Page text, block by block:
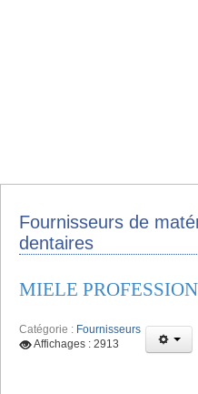
Fournisseurs de
dentaires
MIELE
Catégorie : Fournisseurs
Affichages : 2913